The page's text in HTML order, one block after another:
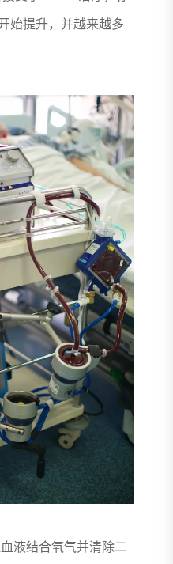
始提升，并越来越多
结合氧气并清除二